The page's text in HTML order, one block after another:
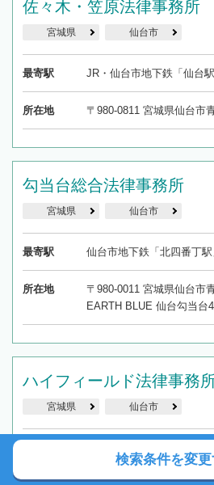
佐々木・笠原法律事務所
宮城県 仙台市
最寄駅 JR・仙台市地下鉄「仙台
所在地 〒980-0811 宮城県仙台市
勾当台総合法律事務所
宮城県 仙台市
最寄駅 仙台市地下鉄「北四番丁
所在地
〒980-0011 宮城県仙台市
EARTH BLUE 仙台勾当台
ハイフィールド法律事務
宮城県 仙台市
検索条件を変更